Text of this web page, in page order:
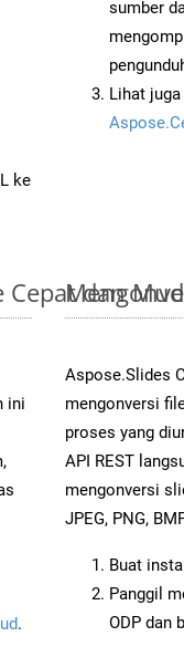
ke
sumber
Lihat
Cepat dan
ini
.
Aspose.Slides
mengonversi
proses yang
API REST
mengonversi
JPEG, PNG,
Buat
Panggil
ODP dan